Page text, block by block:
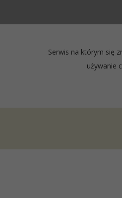
Serwis na którym się
używanie